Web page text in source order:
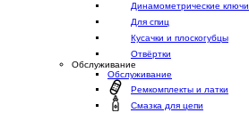
Динамометрические ключи
Для спиц
Кусачки и плоскогубцы
Отвёртки
Обслуживание
Обслуживание
Ремкомплекты и латки
Смазка для цепи